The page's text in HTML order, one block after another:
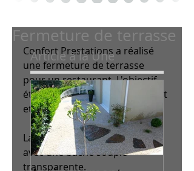
Fermeture de terrasse
Confort Prestations a réalisé
une fermeture de terrasse
pour un restaurant. L'objectif
était d'apporter plus de confort
et d'espace pour le restaurant.
La fermeture a été constituée
avec une bache souple
transparente.
Article à la Une